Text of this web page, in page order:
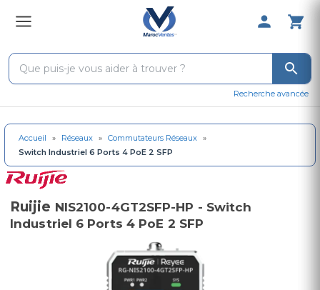
0 Produit
Recherche avancée
Accueil » Réseaux » Commutateurs Réseaux »
Switch Industriel 6 Ports 4 PoE 2 SFP
Ruijie NIS2100-4GT2SFP-HP - Switch
Industriel 6 Ports 4 PoE 2 SFP